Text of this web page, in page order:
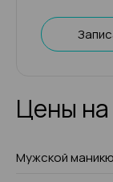
Цены на
Мужской